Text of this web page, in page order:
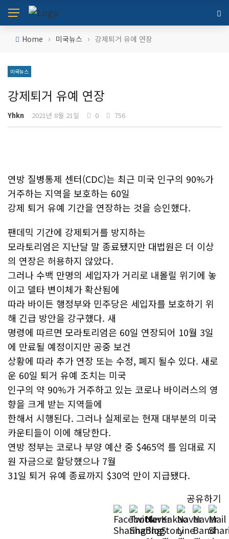
Home › 미국뉴스 › 강제퇴거 유예 연장
미국뉴스
강제퇴거 유예 연장
Yhkn 2021년 8월 21일 0 756
연방 질병통제 센터(CDC)는 최근 미국 인구의 90%가
거주하는 지역을 보호하는 60일
강제 퇴거 유예 기간을 연장하는 것을 승인했다.
팬데믹 기간에 강제퇴거를 방지하는
모라토리엄은 지난달 말 종료됐지만 대법원은 더 이상
의 연장은 허용하지 않았다.
그러나 수백 만명의 세입자가 거리로 내몰릴 위기에 놓
이고 델타 변이체가 확산됨에
따라 바이든 행정부와 민주당은 세입자를 보호하기 위
해 긴급 방안을 강구했다. 새
명령에 따르면 모라토리엄은 60일 연장되어 10월 3일
에 만료될 예정이지만 공중 보건
상황에 따라 추가 연장 또는 수정, 폐지 될수 있다. 새로
운 60일 퇴거 유예 조치는 미국
인구의 약 90%가 거주하고 있는 코로나 바이러스의 영
향을 크게 받는 지역들에
한해서 시행된다. 그러나 실제로는 현재 대부분의 미국
카운티들이 이에 해당한다.
연방 정부는 코로나 부양 예산 중 $465억 를 임대료 지
원 자금으로 할당했으나 7월
31일 퇴거 유예 종료까지 $30억 만이 지급됐다.
공유하기